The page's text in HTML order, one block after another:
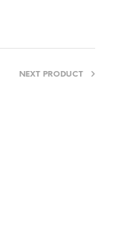
NEXT PRODUCT